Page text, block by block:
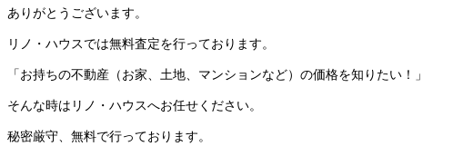
ありがとうございます。
リノ・ハウスでは無料査定を行っております。
「お持ちの不動産（お家、土地、マンションなど）の価格を知りたい！」
そんな時はリノ・ハウスへお任せください。
秘密厳守、無料で行っております。